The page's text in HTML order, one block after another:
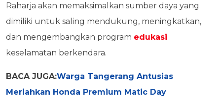
Raharja akan memaksimalkan sumber daya yang
dimiliki untuk saling mendukung, meningkatkan,
dan mengembangkan program edukasi
keselamatan berkendara.
BACA JUGA:Warga Tangerang Antusias
Meriahkan Honda Premium Matic Day